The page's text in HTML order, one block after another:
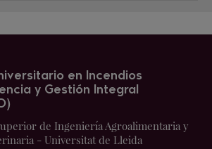
en Incendios
y Gestión Integral
de Ingeniería Agroalimentaria y
- Universitat de Lleida